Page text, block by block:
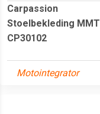
Carpassion
Stoelbekleding MMT
CP30102
Motointegrator